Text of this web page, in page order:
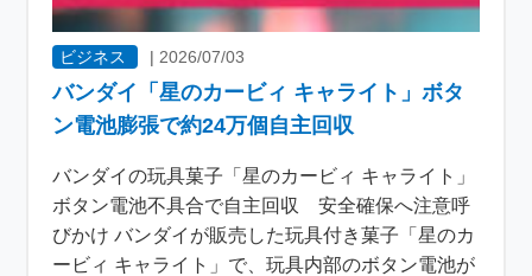
ビジネス | 2026/07/03
バンダイ「星のカービィ キャライト」ボタ
ン電池膨張で約24万個自主回収
バンダイの玩具菓子「星のカービィ キャライト」
ボタン電池不具合で自主回収 安全確保へ注意呼
びかけ バンダイが販売した玩具付き菓子「星のカ
ービィ キャライト」で、玩具内部のボタン電池が